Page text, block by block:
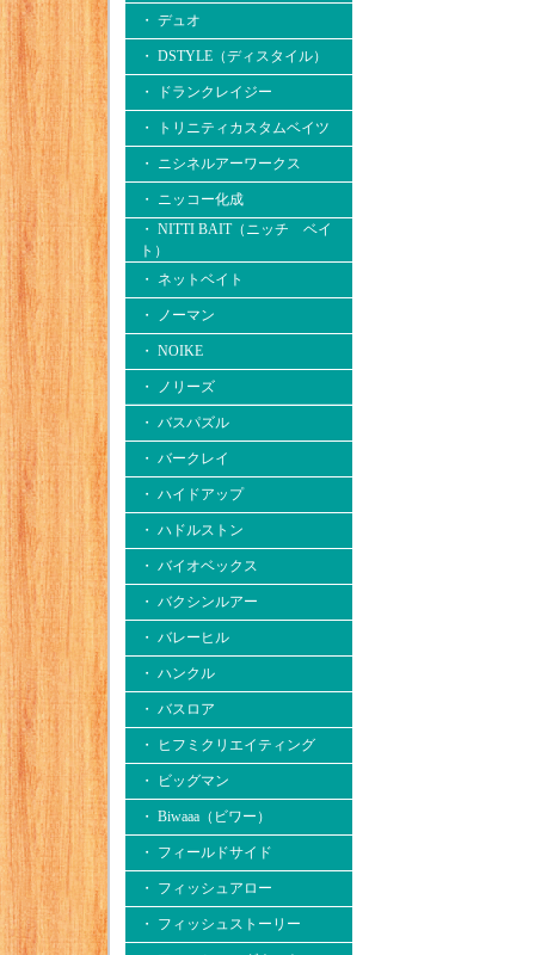
・ デュオ
・ DSTYLE（ディスタイル）
・ ドランクレイジー
・ トリニティカスタムベイツ
・ ニシネルアーワークス
・ ニッコー化成
・ NITTI BAIT（ニッチ ベイ
ト）
・ ネットベイト
・ ノーマン
・ NOIKE
・ ノリーズ
・ バスパズル
・ バークレイ
・ ハイドアップ
・ ハドルストン
・ バイオベックス
・ バクシンルアー
・ バレーヒル
・ ハンクル
・ バスロア
・ ヒフミクリエイティング
・ ビッグマン
・ Biwaaa（ビワー）
・ フィールドサイド
・ フィッシュアロー
・ フィッシュストーリー